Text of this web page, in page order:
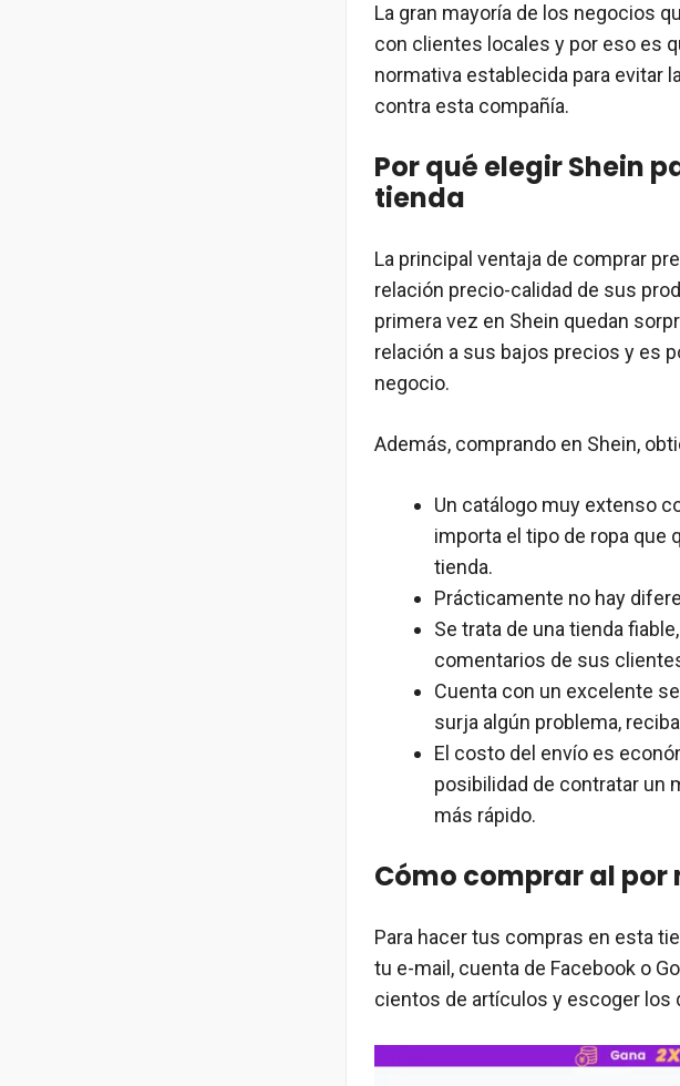
La gran mayoría de los negocios
con clientes locales y por eso es
normativa establecida para evitar
contra esta compañía.
Por qué elegir Shein
tienda
La principal ventaja de comprar
relación precio-calidad de sus
primera vez en Shein quedan
relación a sus bajos precios y es
negocio.
Además, comprando en Shein,
Un catálogo muy extenso
importa el tipo de ropa que
tienda.
Prácticamente no hay
Se trata de una tienda
comentarios de sus
Cuenta con un excelente
surja algún problema,
El costo del envío es
posibilidad de contratar un
más rápido.
Cómo comprar al por
Para hacer tus compras en esta
tu e-mail, cuenta de Facebook o
cientos de artículos y escoger los